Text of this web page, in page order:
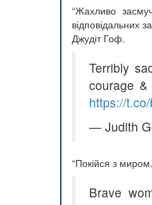
“Жахливо
відповідальних
Джудіт Гоф.
Terribly
courage
https://
— Judith
“Покійся з
Brave